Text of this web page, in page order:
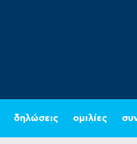
δηλώσεις ομιλίες